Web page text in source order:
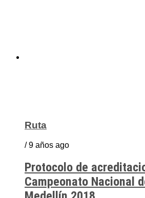
Ruta
/ 9 años ago
Protocolo de
Campeonato Nacional